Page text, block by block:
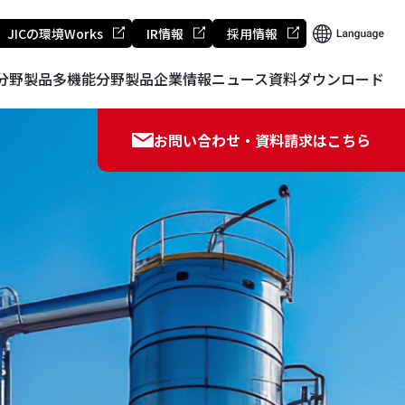
JICの環境Works IR情報 採用情報
野製品多機能分野製品企業情報ニュース資料ダウンロード
お問い合わせ・資料請求はこちら